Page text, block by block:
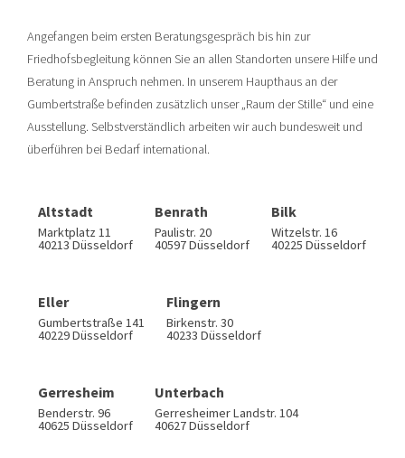
Angefangen beim ersten Beratungsgespräch bis hin zur
Friedhofsbegleitung können Sie an allen Standorten unsere Hilfe und
Beratung in Anspruch nehmen. In unserem Haupthaus an der
Gumbertstraße befinden zusätzlich unser „Raum der Stille“ und eine
Ausstellung. Selbstverständlich arbeiten wir auch bundesweit und
überführen bei Bedarf international.
Altstadt
Marktplatz 11
40213 Düsseldorf
Benrath
Paulistr. 20
40597 Düsseldorf
Bilk
Witzelstr. 16
40225 Düsseldorf
Eller
Gumbertstraße 141
40229 Düsseldorf
Flingern
Birkenstr. 30
40233 Düsseldorf
Gerresheim
Benderstr. 96
40625 Düsseldorf
Unterbach
Gerresheimer Landstr. 104
40627 Düsseldorf